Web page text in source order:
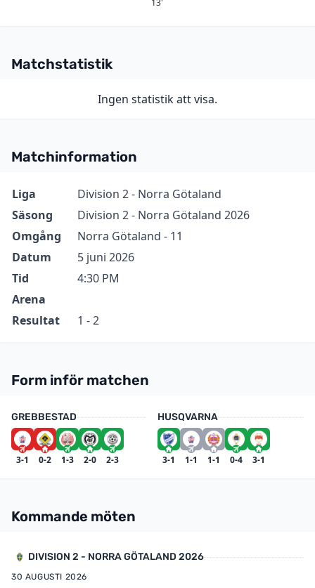
13'
Matchstatistik
Ingen statistik att visa.
Matchinformation
InformationVärde
Liga
Division 2 - Norra Götaland
Säsong
Division 2 - Norra Götaland 2026
Omgång
Norra Götaland - 11
Datum
5 juni 2026
Tid
4:30 PM
Arena
Resultat
1 - 2
Form inför matchen
GREBBESTAD
3-1 0-2 1-3 2-0 2-3
HUSQVARNA
3-1 1-1 1-1 0-4 3-1
Kommande möten
DIVISION 2 - NORRA GÖTALAND 2026
30 AUGUSTI 2026